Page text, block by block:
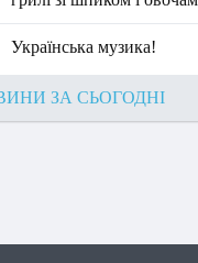
Українська музика!
ЗА СЬОГОДНІ